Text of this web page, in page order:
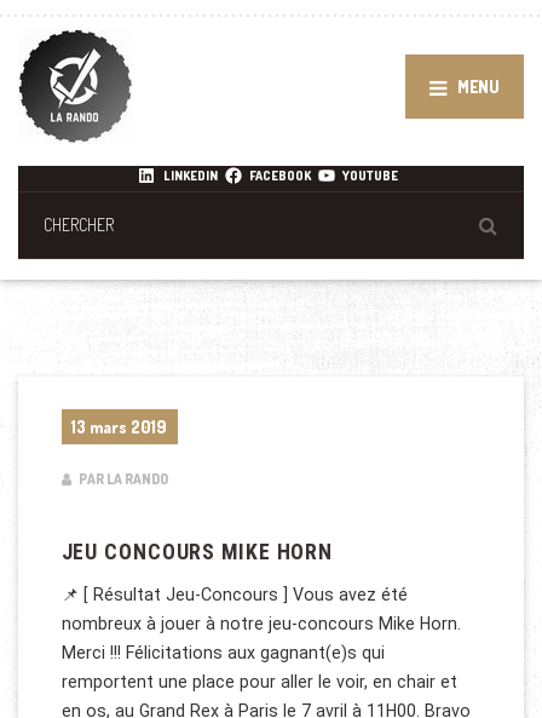
MENU
LINKEDIN FACEBOOK YOUTUBE
13 mars 2019
PAR LA RANDO
JEU CONCOURS MIKE HORN
📌 [ Résultat Jeu-Concours ] Vous avez été
nombreux à jouer à notre jeu-concours Mike Horn.
Merci !!! Félicitations aux gagnant(e)s qui
remportent une place pour aller le voir, en chair et
en os, au Grand Rex à Paris le 7 avril à 11H00. Bravo